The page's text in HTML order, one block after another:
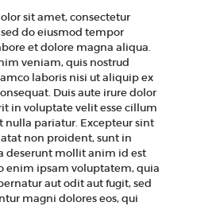
sit amet, consectetur
do eiusmod tempor
et dolore magna aliqua.
veniam, quis nostrud
laboris nisi ut aliquip ex
Duis aute irure dolor
in voluptate velit esse cillum
nulla pariatur. Excepteur sint
non proident, sunt in
deserunt mollit anim id est
enim ipsam voluptatem, quia
aut odit aut fugit, sed
magni dolores eos, qui